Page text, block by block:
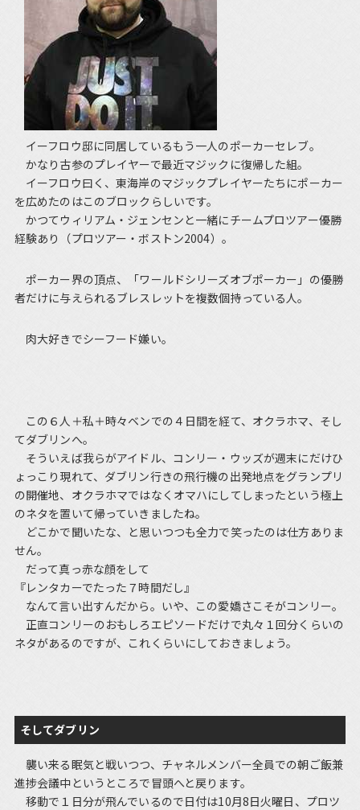
イーフロウ邸に同居しているもう一人のポーカーセレブ。
かなり古参のプレイヤーで最近マジックに復帰した組。
イーフロウ曰く、東海岸のマジックプレイヤーたちにポーカー
を広めたのはこのブロックらしいです。
かつてウィリアム・ジェンセンと一緒にチームプロツアー優勝
経験あり（プロツアー・ボストン2004）。
ポーカー界の頂点、「ワールドシリーズオブポーカー」の優勝
者だけに与えられるブレスレットを複数個持っている人。
肉大好きでシーフード嫌い。
この６人＋私＋時々ベンでの４日間を経て、オクラホマ、そし
てダブリンへ。
そういえば我らがアイドル、コンリー・ウッズが週末にだけひ
ょっこり現れて、ダブリン行きの飛行機の出発地点をグランプリ
の開催地、オクラホマではなくオマハにしてしまったという極上
のネタを置いて帰っていきましたね。
どこかで聞いたな、と思いつつも全力で笑ったのは仕方ありま
せん。
だって真っ赤な顔をして
『レンタカーでたった７時間だし』
なんて言い出すんだから。いや、この愛嬌さこそがコンリー。
正直コンリーのおもしろエピソードだけで丸々１回分くらいの
ネタがあるのですが、これくらいにしておきましょう。
そしてダブリン
襲い来る眠気と戦いつつ、チャネルメンバー全員での朝ご飯兼
進捗会議中というところで冒頭へと戻ります。
移動で１日分が飛んでいるので日付は10月8日火曜日、プロツ